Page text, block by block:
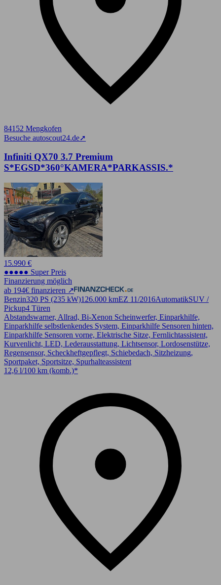
84152 Mengkofen
Besuche autoscout24.de➚
Infiniti QX70 3.7 Premium
S*EGSD*360°KAMERA*PARKASSIS.*
15.990 €
●●●●● Super Preis
Finanzierung möglich
ab 194€ finanzieren ↗
Benzin320 PS (235 kW)126.000 kmEZ 11/2016AutomatikSUV /
Pickup4 Türen
Abstandswarner, Allrad, Bi-Xenon Scheinwerfer, Einparkhilfe,
Einparkhilfe selbstlenkendes System, Einparkhilfe Sensoren hinten,
Einparkhilfe Sensoren vorne, Elektrische Sitze, Fernlichtassistent,
Kurvenlicht, LED, Lederausstattung, Lichtsensor, Lordosenstütze,
Regensensor, Scheckheftgepflegt, Schiebedach, Sitzheizung,
Sportpaket, Sportsitze, Spurhalteassistent
12,6 l/100 km (komb.)*